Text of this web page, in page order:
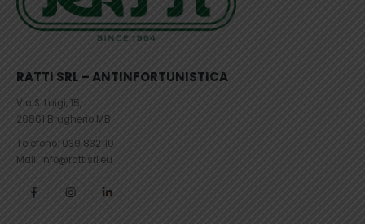
RATTI SRL – ANTINFORTUNISTICA
Via S. Luigi, 15,
20861 Brugherio MB
Telefono: 039 832110
Mail: info@rattisrl.eu